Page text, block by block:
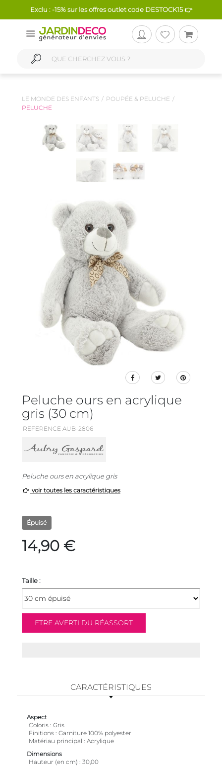
Exclu : -15% sur les offres outlet code DESTOCK15 👉
LE MONDE DES ENFANTS
POUPÉE & PELUCHE
PELUCHE
Peluche ours en acrylique
gris (30 cm)
REFERENCE AUB-2806
Peluche ours en acrylique gris
voir toutes les caractéristiques
Épuisé
14,90 €
Taille :
CARACTÉRISTIQUES
Aspect
Coloris Gris
Finitions Garniture 100% polyester
Matériau principal
Acrylique
Dimensions
Hauteur (en cm)
30,00